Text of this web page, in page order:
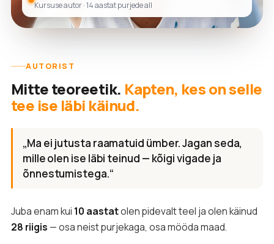
Kursuse autor · 14 aastat purjede all
AUTORIST
Mitte teoreetik. Kapten, kes on selle
tee ise läbi käinud.
„Ma ei jutusta raamatuid ümber. Jagan seda,
mille olen ise läbi teinud — kõigi vigade ja
õnnestumistega.“
Juba enam kui 10 aastatolen pidevalt teel ja olen käinud
28 riigis — osa neist purjekaga, osa mööda maad.